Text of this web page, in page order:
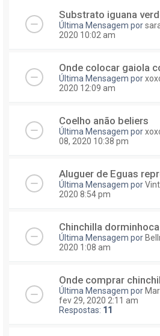
Substrato iguana
Última Mensagem por
2020 10:02 am
Onde colocar gaiola
Última Mensagem por
2020 12:09 am
Coelho anão beliers
Última Mensagem por
08, 2020 10:38 pm
Aluguer de Eguas
Última Mensagem por
2020 8:54 pm
Chinchilla dorminhoca
Última Mensagem por
2020 1:08 am
Onde comprar
Última Mensagem por
fev 29, 2020 2:11 am
Respostas: 11